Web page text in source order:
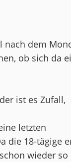
nach dem
ob sich da
ist es Zufall,
letzten
die 18-tägige
wieder so